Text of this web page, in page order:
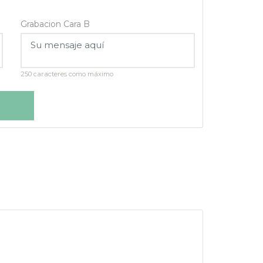
Grabacion Cara B
250 caracteres como máximo